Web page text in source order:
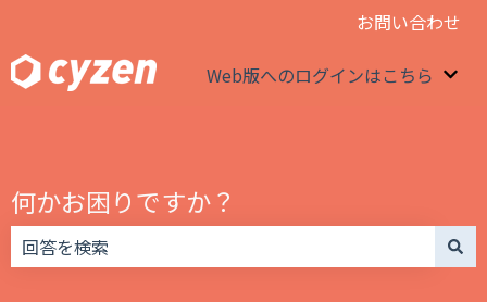
お問い合わせ
Web版へのログインはこちら
何かお困りですか？